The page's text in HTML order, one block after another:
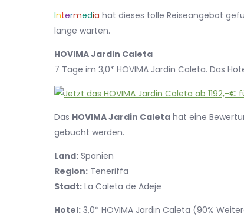
Intermedia hat dieses tolle Reiseangebot
lange warten.
HOVIMA Jardin Caleta
7 Tage im 3,0* HOVIMA Jardin Caleta. Das
Das HOVIMA Jardin Caleta hat eine
gebucht werden.
Land: Spanien
Region: Teneriffa
Stadt: La Caleta de Adeje
Hotel: 3,0* HOVIMA Jardin Caleta (90%